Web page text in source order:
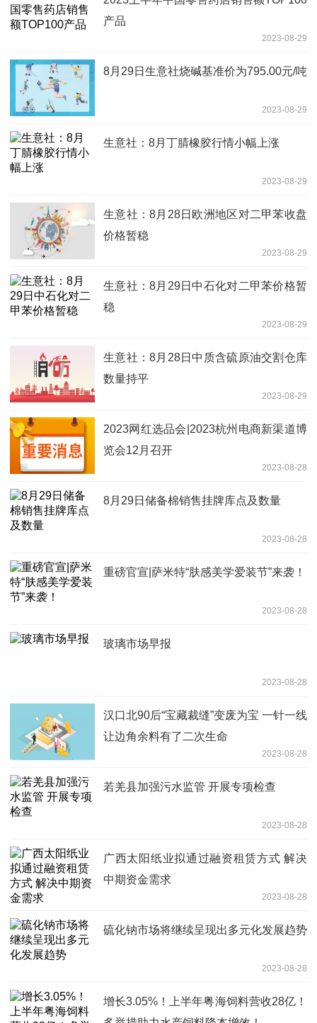
产品
2023-08-29
8月29日生意社烧碱基准价为795.00元/吨
2023-08-29
生意社：8月丁腈橡胶行情小幅上涨
2023-08-29
生意社：8月28日欧洲地区对二甲苯收盘
价格暂稳
2023-08-29
生意社：8月29日中石化对二甲苯价格暂
稳
2023-08-29
生意社：8月28日中质含硫原油交割仓库
数量持平
2023-08-29
2023网红选品会|2023杭州电商新渠道博
览会12月召开
2023-08-28
8月29日储备棉销售挂牌库点及数量
2023-08-28
重磅官宣|萨米特“肤感美学爱装节”来袭！
2023-08-28
玻璃市场早报
2023-08-28
汉口北90后“宝藏裁缝”变废为宝 一针一线
让边角余料有了二次生命
2023-08-28
若羌县加强污水监管 开展专项检查
2023-08-28
广西太阳纸业拟通过融资租赁方式 解决
中期资金需求
2023-08-28
硫化钠市场将继续呈现出多元化发展趋势
2023-08-28
增长3.05%！上半年粤海饲料营收28亿！